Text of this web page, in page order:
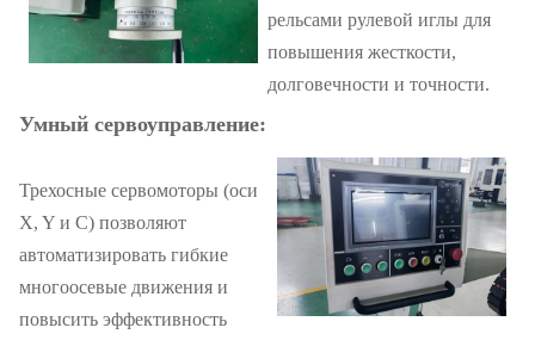
рельсами рулевой иглы для
повышения жесткости,
долговечности и точности.
Умный сервоуправление:
Трехосные сервомоторы (оси
X, Y и C) позволяют
автоматизировать гибкие
многоосевые движения и
повысить эффективность